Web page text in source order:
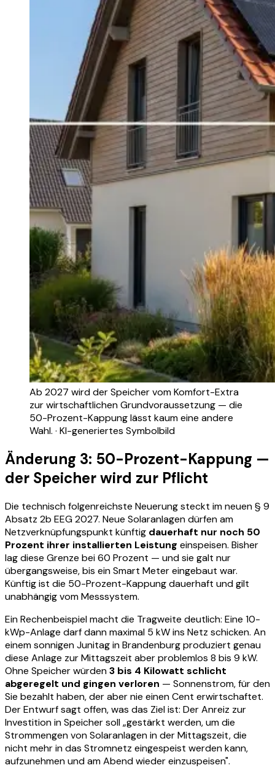
Ab 2027 wird der Speicher vom Komfort-Extra
zur wirtschaftlichen Grundvoraussetzung — die
50-Prozent-Kappung lässt kaum eine andere
Wahl. · KI-generiertes Symbolbild
Änderung 3: 50-Prozent-Kappung —
der Speicher wird zur Pflicht
Die technisch folgenreichste Neuerung steckt im neuen § 9
Absatz 2b EEG 2027. Neue Solaranlagen dürfen am
Netzverknüpfungspunkt künftig dauerhaft nur noch 50
Prozent ihrer installierten Leistung einspeisen. Bisher
lag diese Grenze bei 60 Prozent — und sie galt nur
übergangsweise, bis ein Smart Meter eingebaut war.
Künftig ist die 50-Prozent-Kappung dauerhaft und gilt
unabhängig vom Messsystem.
Ein Rechenbeispiel macht die Tragweite deutlich: Eine 10-
kWp-Anlage darf dann maximal 5 kW ins Netz schicken. An
einem sonnigen Junitag in Brandenburg produziert genau
diese Anlage zur Mittagszeit aber problemlos 8 bis 9 kW.
Ohne Speicher würden3 bis 4 Kilowatt schlicht
abgeregelt und gingen verloren — Sonnenstrom, für den
Sie bezahlt haben, der aber nie einen Cent erwirtschaftet.
Der Entwurf sagt offen, was das Ziel ist: Der Anreiz zur
Investition in Speicher soll „gestärkt werden, um die
Strommengen von Solaranlagen in der Mittagszeit, die
nicht mehr in das Stromnetz eingespeist werden kann,
aufzunehmen und am Abend wieder einzuspeisen".